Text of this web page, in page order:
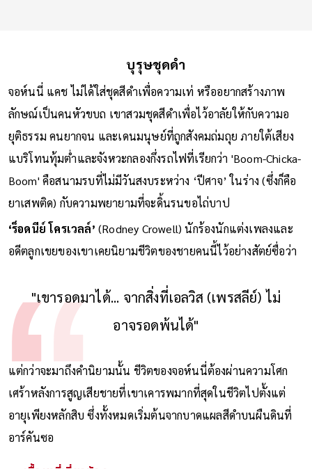
บุรุษชุดดำ
จอห์นนี่ แคช ไม่ได้ใส่ชุดสีดำเพื่อความเท่ หรืออยากสร้างภาพ
ลักษณ์เป็นคนหัวขบถ เขาสวมชุดสีดำเพื่อไว้อาลัยให้กับความอ
ยุติธรรม คนยากจน และเดนมนุษย์ที่ถูกสังคมถ่มถุย ภายใต้เสียง
แบริโทนทุ้มต่ำและจังหวะกลองกึ่งรถไฟที่เรียกว่า 'Boom-Chicka-
Boom' คือสนามรบที่ไม่มีวันสงบระหว่าง ‘ปีศาจ’ ในร่าง (ซึ่งก็คือ
ยาเสพติด) กับความพยายามที่จะดิ้นรนขอไถ่บาป
‘ร็อดนีย์ โครเวลล์’(Rodney Crowell) นักร้องนักแต่งเพลงและ
"เขารอดมาได้... จากสิ่งที่เอลวิส (เพรสลีย์) ไม่
แต่กว่าจะมาถึงคำนิยามนั้น ชีวิตของจอห์นนี่ต้องผ่านความโศก
เศร้าหลังการสูญเสียชายที่เขาเคารพมากที่สุดในชีวิตไปตั้งแต่
อายุเพียงหลักสิบ ซึ่งทั้งหมดเริ่มต้นจากบาดแผลสีดำบนผืนดินที่